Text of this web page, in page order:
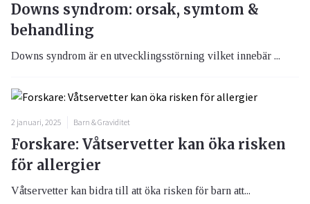
Downs syndrom: orsak, symtom &
behandling
Downs syndrom är en utvecklingsstörning vilket innebär ...
2 januari, 2025 Barn & Graviditet
Forskare: Våtservetter kan öka risken
för allergier
Våtservetter kan bidra till att öka risken för barn att...